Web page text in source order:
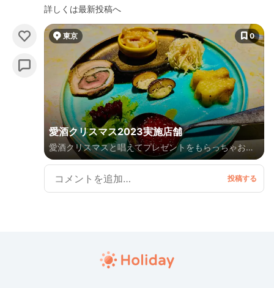
詳しくは最新投稿へ
東京 0
愛酒クリスマス2023実施店舗
愛酒クリスマスと唱えてプレゼントをもらっちゃお
う！！